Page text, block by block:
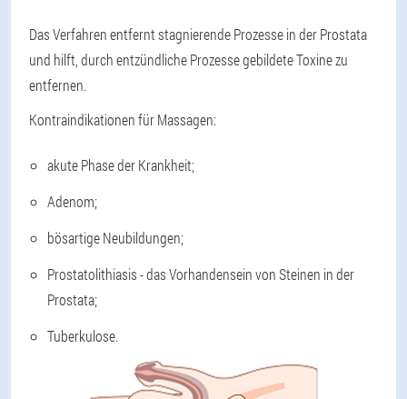
Das Verfahren entfernt stagnierende Prozesse in der Prostata
und hilft, durch entzündliche Prozesse gebildete Toxine zu
entfernen.
Kontraindikationen für Massagen:
akute Phase der Krankheit;
Adenom;
bösartige Neubildungen;
Prostatolithiasis - das Vorhandensein von Steinen in der
Prostata;
Tuberkulose.